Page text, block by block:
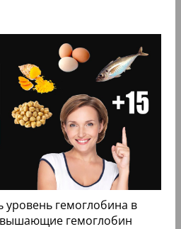
уровень гемоглобина в
гемоглобин